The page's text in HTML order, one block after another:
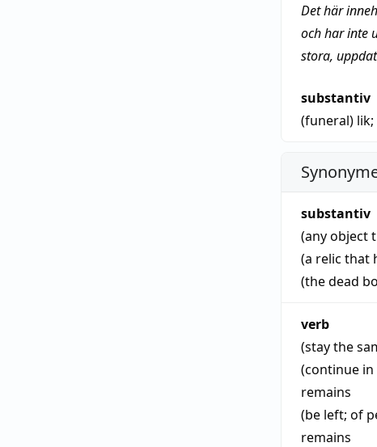
Det här
och har inte
stora,
substantiv
(funeral) lik;
substantiv
(any object
(a relic that
(the dead
verb
(stay the
(continue
remains
(be left; of
remains